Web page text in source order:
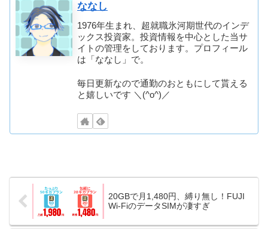
ななし
1976年生まれ、超就職氷河期世代のインデ
ックス投資家。投資情報を中心とした当サ
イトの管理をしております。プロフィール
は「ななし」で。
毎日更新なので通勤のおともにして貰える
と嬉しいです ＼(^o^)／
20GBで月1,480円、縛り無し！FUJI
Wi-FiのデータSIMが凄すぎ